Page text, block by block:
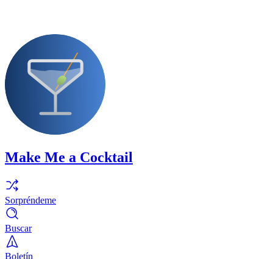
Make Me a Cocktail
Sorpréndeme
Buscar
Boletín